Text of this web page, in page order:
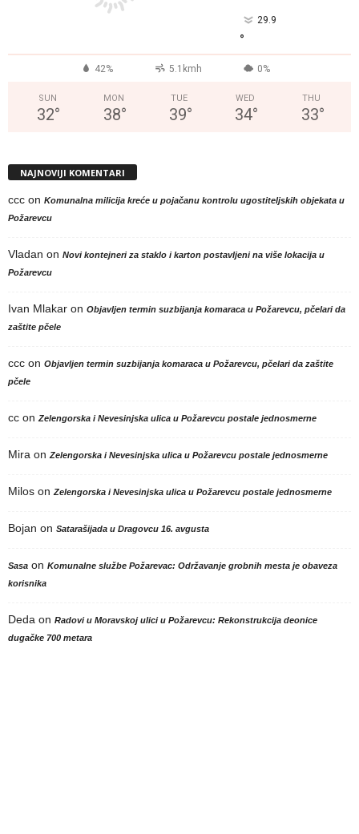
29.9
°
42% 5.1kmh 0%
SUN
32°
MON
38°
TUE
39°
WED
34°
THU
33°
NAJNOVIJI KOMENTARI
ccc on Komunalna milicija kreće u pojačanu kontrolu ugostiteljskih objekata u
Požarevcu
Vladan on Novi kontejneri za staklo i karton postavljeni na više lokacija u
Požarevcu
Ivan Mlakar on Objavljen termin suzbijanja komaraca u Požarevcu, pčelari da
zaštite pčele
ccc on Objavljen termin suzbijanja komaraca u Požarevcu, pčelari da zaštite
pčele
cc onZelengorska i Nevesinjska ulica u Požarevcu postale jednosmerne
Mira onZelengorska i Nevesinjska ulica u Požarevcu postale jednosmerne
Milos onZelengorska i Nevesinjska ulica u Požarevcu postale jednosmerne
Bojan on Satarašijada u Dragovcu 16. avgusta
Sasa on Komunalne službe Požarevac: Održavanje grobnih mesta je obaveza
korisnika
Deda on Radovi u Moravskoj ulici u Požarevcu: Rekonstrukcija deonice
dugačke 700 metara